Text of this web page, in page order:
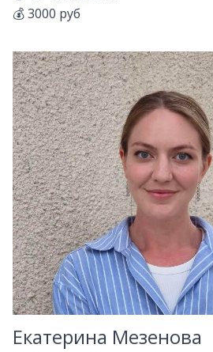
💰3000 руб
Екатерина Мезенова